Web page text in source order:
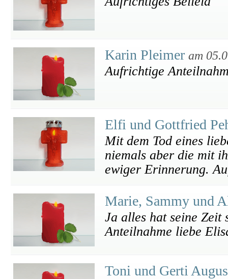
Karin Pleimer am
Aufrichtige
Elfi und Gottfried
Mit dem Tod eines
niemals aber die mit
ewiger Erinnerung.
Marie, Sammy und
Ja alles hat seine
Anteilnahme liebe
Toni und Gerti